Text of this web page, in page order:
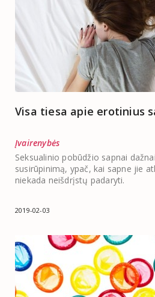
Visa tiesa apie erotinius
Įvairenybės
Seksualinio pobūdžio sapnai
susirūpinimą, ypač, kai sapne jie
niekada neišdrįstų padaryti.
2019-02-03